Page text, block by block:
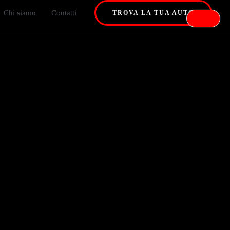
Chi siamo Contatti TROVA LA TUA AUTO